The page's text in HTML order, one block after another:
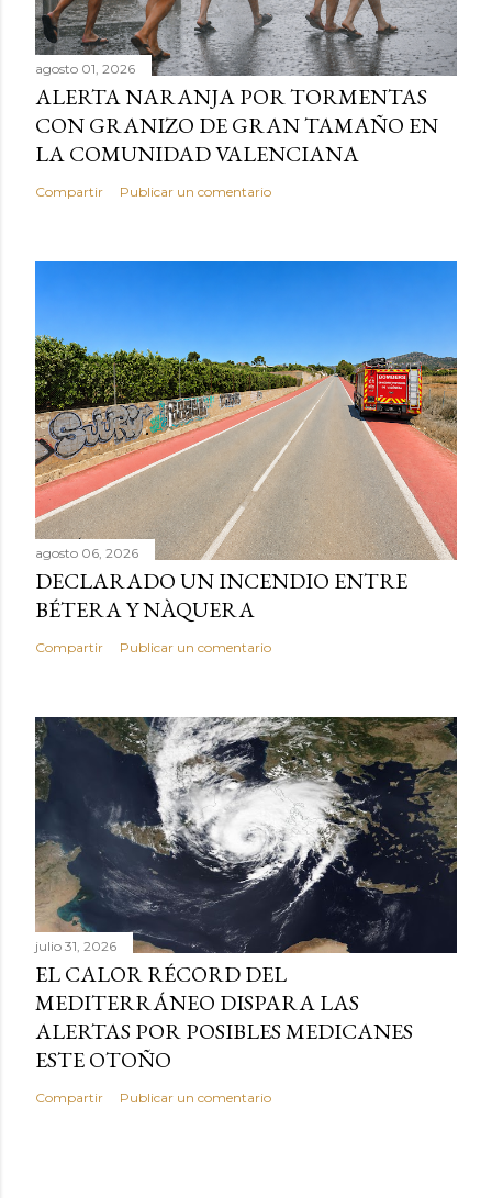
agosto 01, 2026
ALERTA NARANJA POR TORMENTAS
CON GRANIZO DE GRAN TAMAÑO EN
LA COMUNIDAD VALENCIANA
Compartir Publicar un comentario
agosto 06, 2026
DECLARADO UN INCENDIO ENTRE
BÉTERA Y NÀQUERA
Compartir Publicar un comentario
julio 31, 2026
EL CALOR RÉCORD DEL
MEDITERRÁNEO DISPARA LAS
ALERTAS POR POSIBLES MEDICANES
ESTE OTOÑO
Compartir Publicar un comentario